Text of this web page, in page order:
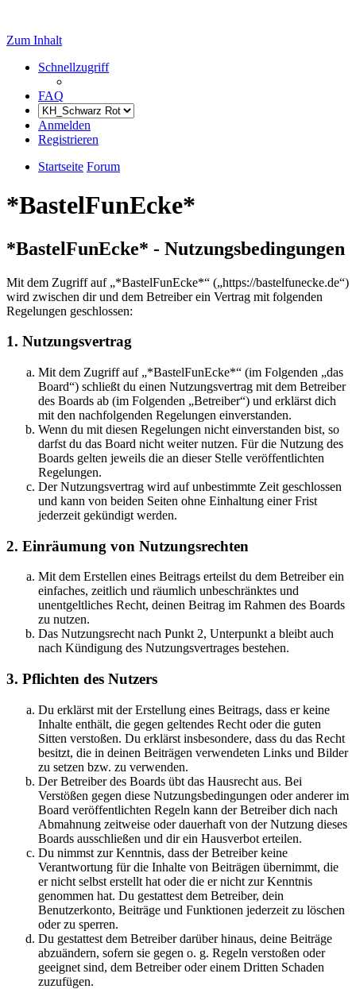
Zum Inhalt
Schnellzugriff
FAQ
Anmelden
Registrieren
Startseite Forum
*BastelFunEcke*
*BastelFunEcke* - Nutzungsbedingungen
Mit dem Zugriff auf „*BastelFunEcke*“ („https://bastelfunecke.de“)
wird zwischen dir und dem Betreiber ein Vertrag mit folgenden
Regelungen geschlossen:
1. Nutzungsvertrag
Mit dem Zugriff auf „*BastelFunEcke*“ (im Folgenden „das
Board“) schließt du einen Nutzungsvertrag mit dem Betreiber
des Boards ab (im Folgenden „Betreiber“) und erklärst dich
mit den nachfolgenden Regelungen einverstanden.
Wenn du mit diesen Regelungen nicht einverstanden bist, so
darfst du das Board nicht weiter nutzen. Für die Nutzung des
Boards gelten jeweils die an dieser Stelle veröffentlichten
Regelungen.
Der Nutzungsvertrag wird auf unbestimmte Zeit geschlossen
und kann von beiden Seiten ohne Einhaltung einer Frist
jederzeit gekündigt werden.
2. Einräumung von Nutzungsrechten
Mit dem Erstellen eines Beitrags erteilst du dem Betreiber ein
einfaches, zeitlich und räumlich unbeschränktes und
unentgeltliches Recht, deinen Beitrag im Rahmen des Boards
zu nutzen.
Das Nutzungsrecht nach Punkt 2, Unterpunkt a bleibt auch
nach Kündigung des Nutzungsvertrages bestehen.
3. Pflichten des Nutzers
Du erklärst mit der Erstellung eines Beitrags, dass er keine
Inhalte enthält, die gegen geltendes Recht oder die guten
Sitten verstoßen. Du erklärst insbesondere, dass du das Recht
besitzt, die in deinen Beiträgen verwendeten Links und Bilder
zu setzen bzw. zu verwenden.
Der Betreiber des Boards übt das Hausrecht aus. Bei
Verstößen gegen diese Nutzungsbedingungen oder anderer im
Board veröffentlichten Regeln kann der Betreiber dich nach
Abmahnung zeitweise oder dauerhaft von der Nutzung dieses
Boards ausschließen und dir ein Hausverbot erteilen.
Du nimmst zur Kenntnis, dass der Betreiber keine
Verantwortung für die Inhalte von Beiträgen übernimmt, die
er nicht selbst erstellt hat oder die er nicht zur Kenntnis
genommen hat. Du gestattest dem Betreiber, dein
Benutzerkonto, Beiträge und Funktionen jederzeit zu löschen
oder zu sperren.
Du gestattest dem Betreiber darüber hinaus, deine Beiträge
abzuändern, sofern sie gegen o. g. Regeln verstoßen oder
geeignet sind, dem Betreiber oder einem Dritten Schaden
zuzufügen.